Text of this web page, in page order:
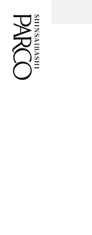
施設案
イベン